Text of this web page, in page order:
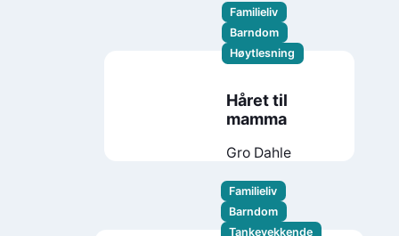
Familieliv
Barndom
Høytlesning
Håret til
mamma
Gro Dahle
Familieliv
Barndom
Tankevekkende